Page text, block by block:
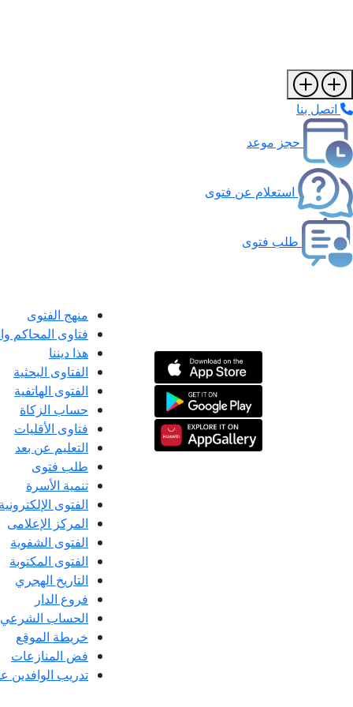
اتصل بنا
حجز موعد
استعلام عن فتوى
طلب فتوى
منهج الفتوى
فتاوى المحاكم
هذا ديننا
الفتاوى البحثية
الفتوى الهاتفية
حساب الزكاة
فتاوى الأقليات
التعليم عن بعد
طلب فتوى
تنمية الأسرة
الفتوى الإلكترونية
المركز الإعلامى
الفتوى الشفوية
الفتوى المكتوبة
التاريخ الهجري
فروع الدار
الحساب الشرعي
خريطة الموقع
فض المنازعات
تدريب الوافدين